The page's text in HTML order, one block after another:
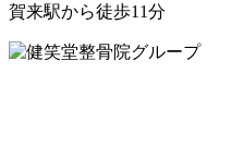
賀来駅から徒歩11分